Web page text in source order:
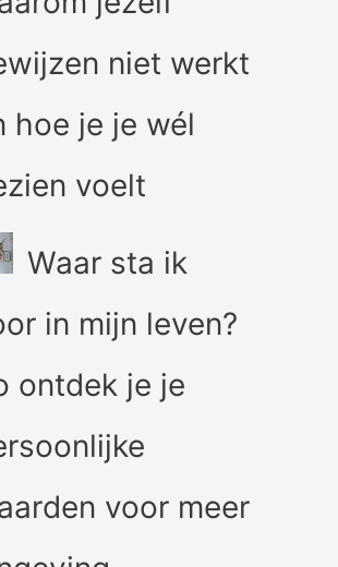
niet werkt
hoe je je wél
voelt
Waar sta ik
in mijn leven?
ontdek je je
voor meer